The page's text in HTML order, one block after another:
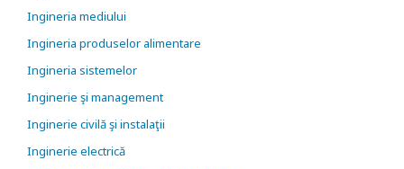
Ingineria mediului
Ingineria produselor alimentare
Ingineria sistemelor
Inginerie şi management
Inginerie civilă şi instalaţii
Inginerie electrică